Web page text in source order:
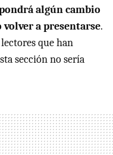
algún cambio
volver a presentarse.
que han
sección no sería